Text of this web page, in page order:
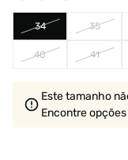
34 35
40 41
Este tamanho
Encontre